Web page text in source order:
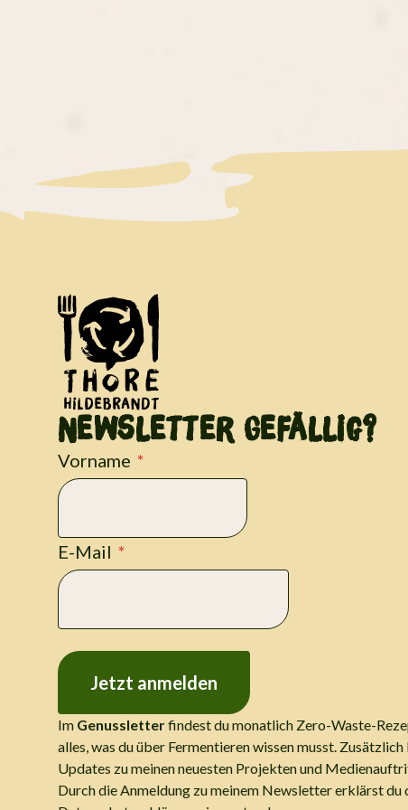
Newsletter Gefällig?
Vorname
E-Mail
Jetzt anmelden
Im Genussletterfindest du monatlich Zero-Waste-
alles, was du über Fermentieren wissen musst.
Updates zu meinen neuesten Projekten und
Durch die Anmeldung zu meinem Newsletter erklärst du